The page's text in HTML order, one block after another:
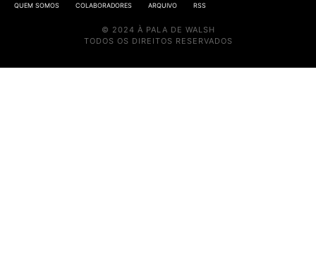
QUEM SOMOS COLABORADORES ARQUIVO RSS
© 2024 À PALA DE WALSH
TODOS OS DIREITOS RESERVADOS